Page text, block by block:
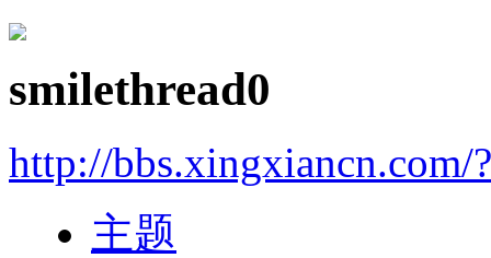
smilethread0
http://bbs.xingxiancn.com/
主题